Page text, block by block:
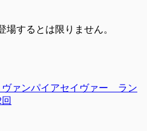
するとは限りません。
ヴァンパイアセイヴァー ラン